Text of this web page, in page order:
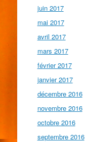
juin 2017
mai 2017
avril 2017
mars 2017
février 2017
janvier 2017
décembre 2016
novembre 2016
octobre 2016
septembre 2016